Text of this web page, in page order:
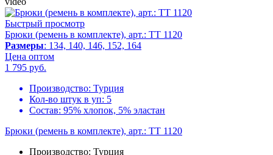
Быстрый просмотр
Брюки (ремень в комплекте), арт.: TT 1120
Размеры: 134, 140, 146, 152, 164
Цена оптом
1 795 руб.
Производство: Турция
Кол-во штук в уп: 5
Состав: 95% хлопок, 5% эластан
Брюки (ремень в комплекте), арт.: TT 1120
Производство: Турция